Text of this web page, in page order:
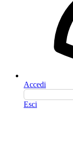
Accedi
Esci